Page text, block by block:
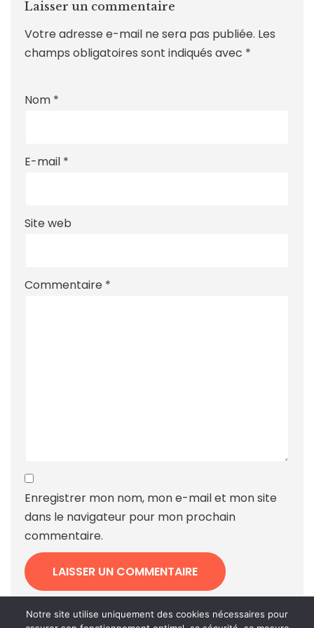
Laisser un commentaire
Votre adresse e-mail ne sera pas publiée. Les
champs obligatoires sont indiqués avec *
Nom *
E-mail *
Site web
Commentaire *
Enregistrer mon nom, mon e-mail et mon site
dans le navigateur pour mon prochain
commentaire.
Ce site utilise Akismet pour réduire les indésirables.
Notre site utilise uniquement des cookies nécessaires pour